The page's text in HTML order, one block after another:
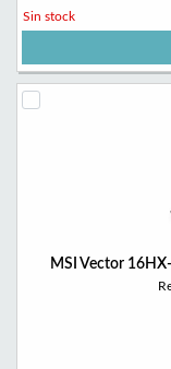
Sin stock
MSI Vector